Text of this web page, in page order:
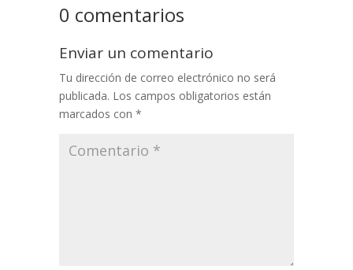
0 comentarios
Enviar un comentario
Tu dirección de correo electrónico no será
publicada. Los campos obligatorios están
marcados con *